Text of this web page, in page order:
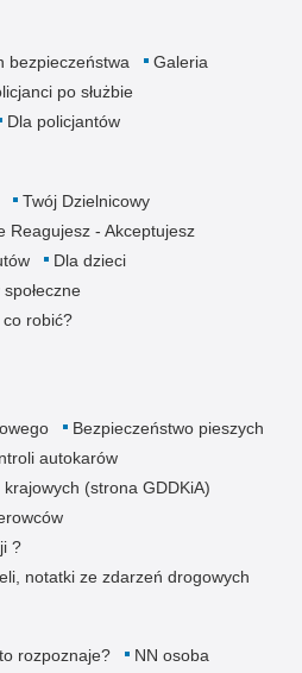
bezpieczeństwa
Galeria
po służbie
Dla policjantów
Twój Dzielnicowy
Reagujesz - Akceptujesz
Dla dzieci
robić?
Bezpieczeństwo pieszych
autokarów
(strona GDDKiA)
?
notatki ze zdarzeń drogowych
rozpoznaje?
NN osoba